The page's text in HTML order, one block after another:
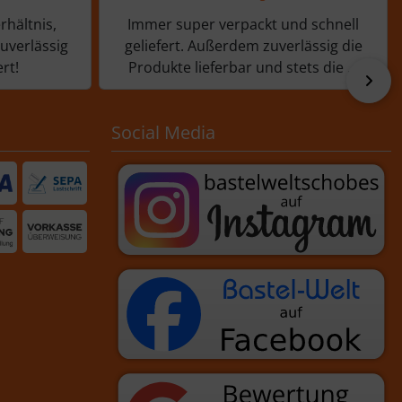
Immer super verpackt und schnell
geliefert. Außerdem zuverlässig die
Produkte lieferbar und stets die ...
vor
Social Media